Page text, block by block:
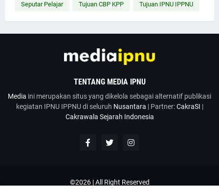
Seputar Pelajar Tujuan CBP KPP Tujuan IPNU IPPNU
TENTANG MEDIA IPNU
Media ini merupakan situs yang dikelola sebagai alternatif publikasi
kegiatan IPNU IPPNU di seluruh Nusantara | Partner:CakraSI |
Cakrawala Sejarah Indonesia
©2026 | All Right Reserved